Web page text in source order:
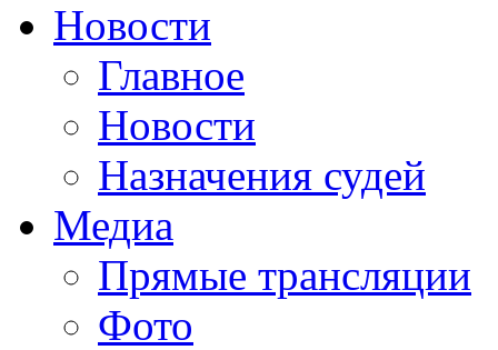
Новости
Главное
Новости
Назначения судей
Медиа
Прямые трансляции
Фото